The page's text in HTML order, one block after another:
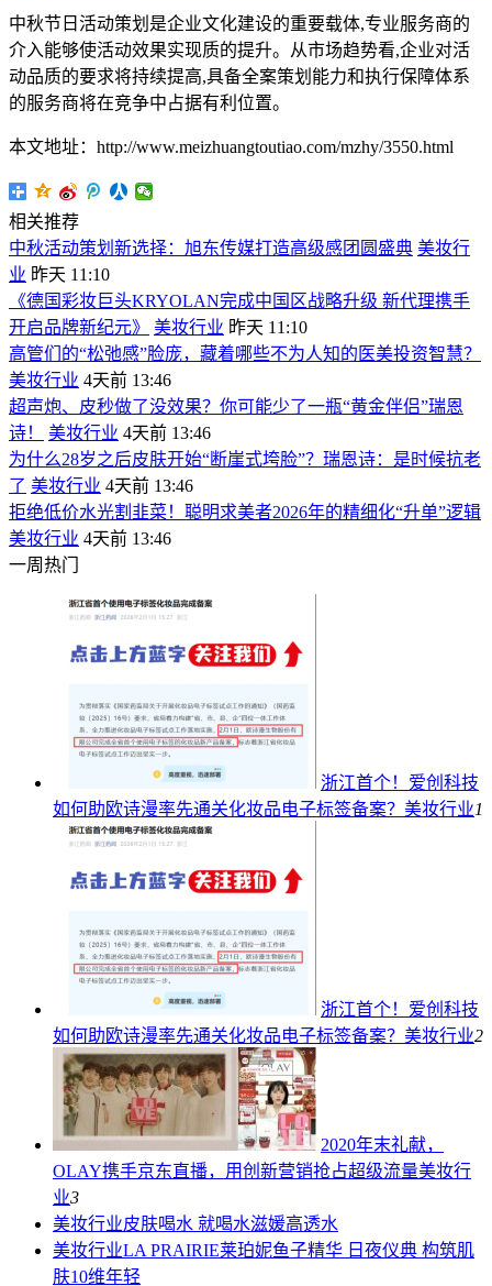
中秋节日活动策划是企业文化建设的重要载体,专业服务商的
介入能够使活动效果实现质的提升。从市场趋势看,企业对活
动品质的要求将持续提高,具备全案策划能力和执行保障体系
的服务商将在竞争中占据有利位置。
本文地址：http://www.meizhuangtoutiao.com/mzhy/3550.html
相关推荐
中秋活动策划新选择：旭东传媒打造高级感团圆盛典 美妆行
业 昨天 11:10
《德国彩妆巨头KRYOLAN完成中国区战略升级 新代理携手
开启品牌新纪元》
美妆行业 昨天 11:10
高管们的“松弛感”脸庞，藏着哪些不为人知的医美投资智慧？
美妆行业 4天前 13:46
超声炮、皮秒做了没效果？你可能少了一瓶“黄金伴侣”瑞恩
诗！
美妆行业 4天前 13:46
为什么28岁之后皮肤开始“断崖式垮脸”？瑞恩诗：是时候抗老
了 美妆行业 4天前 13:46
拒绝低价水光割韭菜！聪明求美者2026年的精细化“升单”逻辑
美妆行业 4天前 13:46
一周热门
浙江首个！爱创科技
如何助欧诗漫率先通关化妆品电子标签备案？ 美妆行业1
浙江首个！爱创科技
如何助欧诗漫率先通关化妆品电子标签备案？ 美妆行业2
2020年末礼献，
OLAY携手京东直播，用创新营销抢占超级流量美妆行
业3
美妆行业皮肤喝水 就喝水滋媛高透水
美妆行业LA PRAIRIE莱珀妮鱼子精华 日夜仪典 构筑肌
肤10维年轻